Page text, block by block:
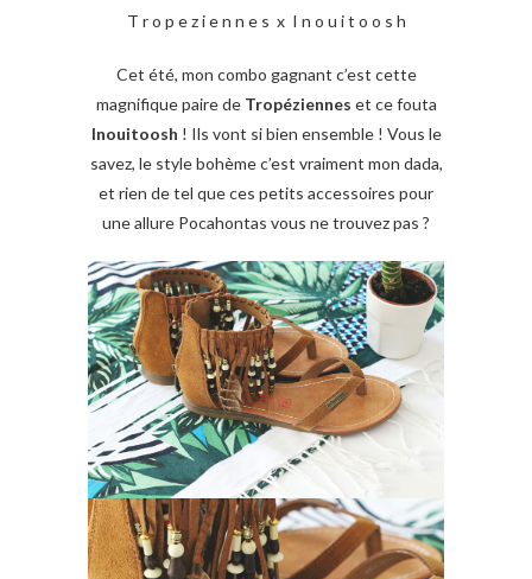
T r o p e z i e n n e s x I n o u i t o o s h
Cet été, mon combo gagnant c’est cette
magnifique paire de Tropéziennes et ce fouta
Inouitoosh ! Ils vont si bien ensemble ! Vous le
savez, le style bohème c’est vraiment mon dada,
et rien de tel que ces petits accessoires pour
une allure Pocahontas vous ne trouvez pas ?